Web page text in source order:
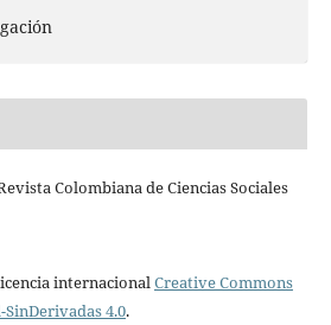
Colombiana de Ciencias Sociales
internacionalCreative Commons
4.0.